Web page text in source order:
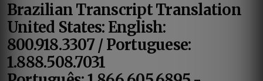
Brazilian Transcript Translation
United States: English:
800.918.3307 / Portuguese:
1.888.508.7031